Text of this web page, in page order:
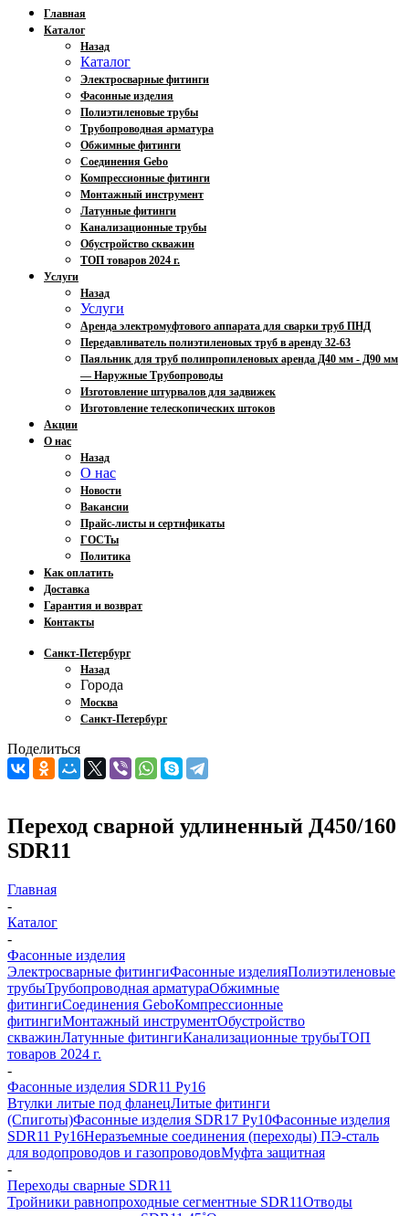
Главная
Каталог
Назад
Каталог
Электросварные фитинги
Фасонные изделия
Полиэтиленовые трубы
Трубопроводная арматура
Обжимные фитинги
Соединения Gebo
Компрессионные фитинги
Монтажный инструмент
Латунные фитинги
Канализационные трубы
Обустройство скважин
ТОП товаров 2024 г.
Услуги
Назад
Услуги
Аренда электромуфтового аппарата для сварки труб ПНД
Передавливатель полиэтиленовых труб в аренду 32-63
Паяльник для труб полипропиленовых аренда Д40 мм - Д90 мм
— Наружные Трубопроводы
Изготовление штурвалов для задвижек
Изготовление телескопических штоков
Акции
О нас
Назад
О нас
Новости
Вакансии
Прайс-листы и сертификаты
ГОСТы
Политика
Как оплатить
Доставка
Гарантия и возврат
Контакты
Санкт-Петербург
Назад
Города
Москва
Санкт-Петербург
Поделиться
Переход сварной удлиненный Д450/160
SDR11
Главная
-
Каталог
-
Фасонные изделия
Электросварные фитингиФасонные изделияПолиэтиленовые
трубыТрубопроводная арматураОбжимные
фитингиСоединения GeboКомпрессионные
фитингиМонтажный инструментОбустройство
скважинЛатунные фитингиКанализационные трубыТОП
товаров 2024 г.
-
Фасонные изделия SDR11 Ру16
Втулки литые под фланецЛитые фитинги
(Спиготы)Фасонные изделия SDR17 Ру10Фасонные изделия
SDR11 Ру16Неразъемные соединения (переходы) ПЭ-сталь
для водопроводов и газопроводовМуфта защитная
-
Переходы сварные SDR11
Тройники равнопроходные сегментные SDR11Отводы